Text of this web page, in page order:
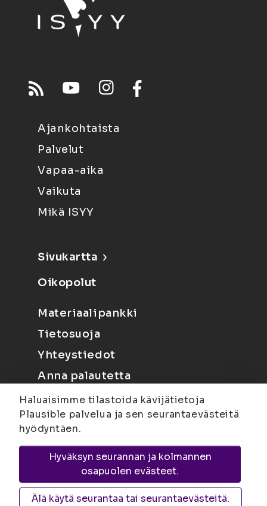
Ajankohtaista
Palvelut
Vapaa-aika
Vaikuta
Mikä ISYY
Sivukartta
Oikopolut
Materiaalipankki
Tietosuoja
Yhteystiedot
Anna palautetta
Joensuu
Suvantokatu 6, 80100 Joensuu |
KuopioYliopistonranta 15, PL 1627, 70211
Kuopio
Haluaisimme tilastoida kävijätietoja
Plausible palvelua ja sen seurantaevästeitä
hyödyntäen.
Hyväksyn seurannan ja kolmannen
osapuolen evästeet.
Älä käytä seurantaa tai seurantaevästeitä.